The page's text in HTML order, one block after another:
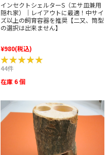
インセクトシェルターS（エサ皿兼用
隠れ家）｜レイアウトに最適！中サイ
ズ以上の飼育容器を推奨【二又、筒型
の選択は出来ません】
¥980(税込)
★★★★★
★★★★★
44件
在庫 6 個